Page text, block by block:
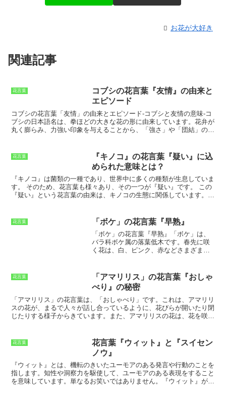
お花が大好き
関連記事
花言葉
コブシの花言葉『友情』の由来と
エピソード
コブシの花言葉「友情」の由来とエピソード-コブシと友情の意味-コ
ブシの日本語名は、拳ほどの大きな花の形に由来しています。花弁が
丸く膨らみ、力強い印象を与えることから、「強さ」や「団結」の象
花言葉「友情」は、コブシの木が、互いに寄り添うように枝を伸ば
し、花を咲かせることから生まれたと言われています。また、コブシ
の実は、堅く丈夫で、冬の寒さや風雪にも耐えられることから、「強
い絆」や「友情」の象徴とされています。コブシの花言葉「友情」
は、友人へのプレゼントや、友情を深めたい人への贈り物に最適で
す。また、コブシの花を部屋に飾ることで、友情を育んだり、心を豊
花言葉
『キノコ』の花言葉『疑い』に込
められた意味とは？
『キノコ』は菌類の一種であり、世界中に多くの種類が生息していま
す。
そのため、花言葉も様々あり、その一つが『疑い』です。 この
『疑い』という花言葉の由来は、キノコの生態に関係しています。
は、毒キノコと呼ばれる種類が存在し、食べると食中毒を起こす場合
があります。 そのため、キノコを食べる際には、毒キノコかどうか
をしっかりと見分ける必要があります。 キノコの毒性は、その種類
によって異なり、中には非常に強い毒を持つものも存在します。誤っ
て毒キノコを食べてしまうと、最悪の場合、死に至ることもありま
毒を持つものも存在します。誤って毒キノコを食べてしまうと、最悪
の場合、死に至ることもあります。 そのため、キノコを食べる際に
は、十分に注意する必要があります。
花言葉 「ボケ」の花言葉『早熟』
「ボケ」の花言葉『早熟』
「ボケ」は、
バラ科ボケ属の落葉低木です。春先に咲
く花は、白、ピンク、赤などさまざまな
咲くことからきています。「ボケ」の花
は、春の訪れを告げる花として親しまれ
ています。「ボケ」の花言葉とは
ケ」の花言葉は、「早熟」のほかにも、
「愛嬌」「快活」「清楚」などがありま
す。これらの花言葉は、「ボケ」の花の
や、お部屋の飾りとして人気がありま
す。また、「ボケ」は、盆栽にもよく使
われています。「ボケ」は、育てやすい
花木です。日当たりのよい場所で育て、
適度に水やりをすれば、よく育ちます。
また、「ボケ」は、病害虫にも強いの
花言葉
「アマリリス」の花言葉『おしゃ
べり』の秘密
「アマリリス」の花言葉は、「おしゃべり」です。
これは、アマリリ
スの花が、まるで人々が話し合っているように、花びらが開いたり閉
じたりする様子からきています。また、アマリリスの花は、花を咲か
リスの花は、「おしゃべり」の花言葉が付けられたのです。アマリリ
スの花は、その美しい花姿から、古くから愛されてきました。日本で
も、アマリリスは、観賞用として広く栽培されています。また、アマ
リリスの花は、花言葉が「おしゃべり」であることから、結婚式や誕
生日などのプレゼントとしても人気があります。
花言葉
花言葉『ウィット』と『スイセン
ノウ』
『ウィット』とは、機転のきいたユーモアのある発言や行動のことを
指します。知性や洞察力を駆使して、ユーモアのある表現をすること
を意味しています。単なるお笑いではありません。
『ウィット』が求